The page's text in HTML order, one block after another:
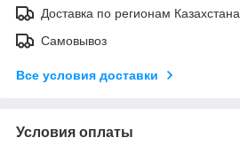
Доставка по регионам Казахстана
Самовывоз
Все условия доставки
Условия оплаты